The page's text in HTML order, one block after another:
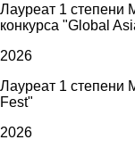
Лауреат 1 степени
конкурса "Global
2026
Лауреат 1 степени
Fest"
2026